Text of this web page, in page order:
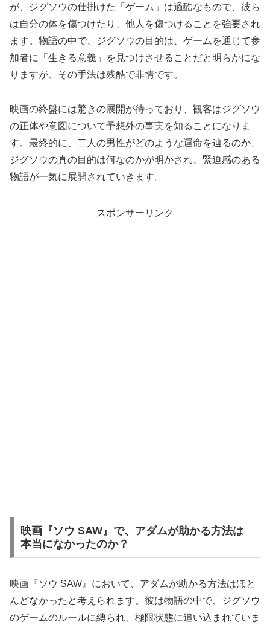
が、ジグソウの仕掛けた「ゲーム」は過酷なもので、彼ら
は自分の体を傷つけたり、他人を傷つけることを強要され
ます。物語の中で、ジグソウの目的は、ゲームを通じて参
加者に「生きる意義」を見つけさせることだと明らかにな
りますが、その手法は残酷で非情です。
映画の終盤には驚きの展開が待っており、観客はジグソウ
の正体や意図について予想外の事実を知ることになりま
す。最終的に、二人の男性がどのような運命を辿るのか、
ジグソウの真の目的は何なのかが明かされ、緊迫感のある
物語が一気に展開されていきます。
スポンサーリンク
映画『ソウ SAW』で、アダムが助かる方法は
本当になかったのか？
映画『ソウ SAW』において、アダムが助かる方法はほと
んどなかったと考えられます。彼は物語の中で、ジグソウ
のゲームのルールに縛られ、極限状態に追い込まれていま